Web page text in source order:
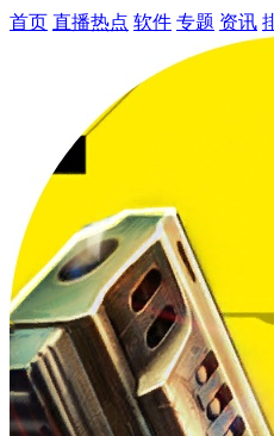
首页 直播热点 软件 专题 资讯